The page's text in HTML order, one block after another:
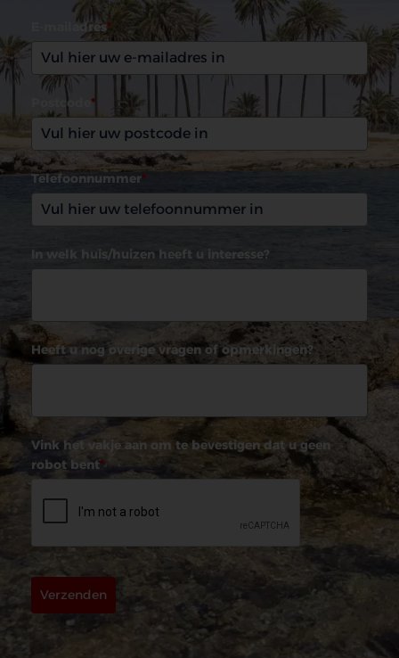
E-mailadres*
Postcode *
Telefoonnummer*
In welk huis/huizen heeft u interesse?
Heeft u nog overige vragen of opmerkingen?
Vink het vakje aan om te bevestigen dat u geen
robot bent*
Verzenden